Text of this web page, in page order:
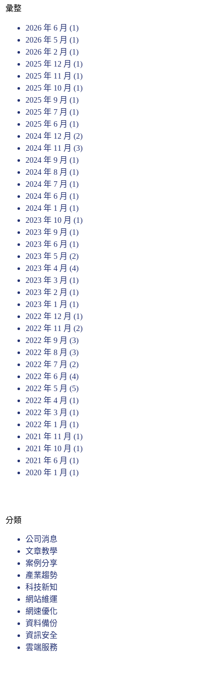
彙整
2026 年 6 月 (1)
2026 年 5 月 (1)
2026 年 2 月 (1)
2025 年 12 月 (1)
2025 年 11 月 (1)
2025 年 10 月 (1)
2025 年 9 月 (1)
2025 年 7 月 (1)
2025 年 6 月 (1)
2024 年 12 月 (2)
2024 年 11 月 (3)
2024 年 9 月 (1)
2024 年 8 月 (1)
2024 年 7 月 (1)
2024 年 6 月 (1)
2024 年 1 月 (1)
2023 年 10 月 (1)
2023 年 9 月 (1)
2023 年 6 月 (1)
2023 年 5 月 (2)
2023 年 4 月 (4)
2023 年 3 月 (1)
2023 年 2 月 (1)
2023 年 1 月 (1)
2022 年 12 月 (1)
2022 年 11 月 (2)
2022 年 9 月 (3)
2022 年 8 月 (3)
2022 年 7 月 (2)
2022 年 6 月 (4)
2022 年 5 月 (5)
2022 年 4 月 (1)
2022 年 3 月 (1)
2022 年 1 月 (1)
2021 年 11 月 (1)
2021 年 10 月 (1)
2021 年 6 月 (1)
2020 年 1 月 (1)
分類
公司消息
文章教學
案例分享
產業趨勢
科技新知
網站維運
網速優化
資料備份
資訊安全
雲端服務